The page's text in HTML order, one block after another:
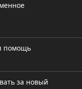
помощь
за новый